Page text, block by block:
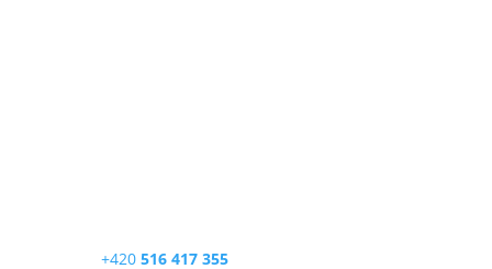
+420 516 417 355